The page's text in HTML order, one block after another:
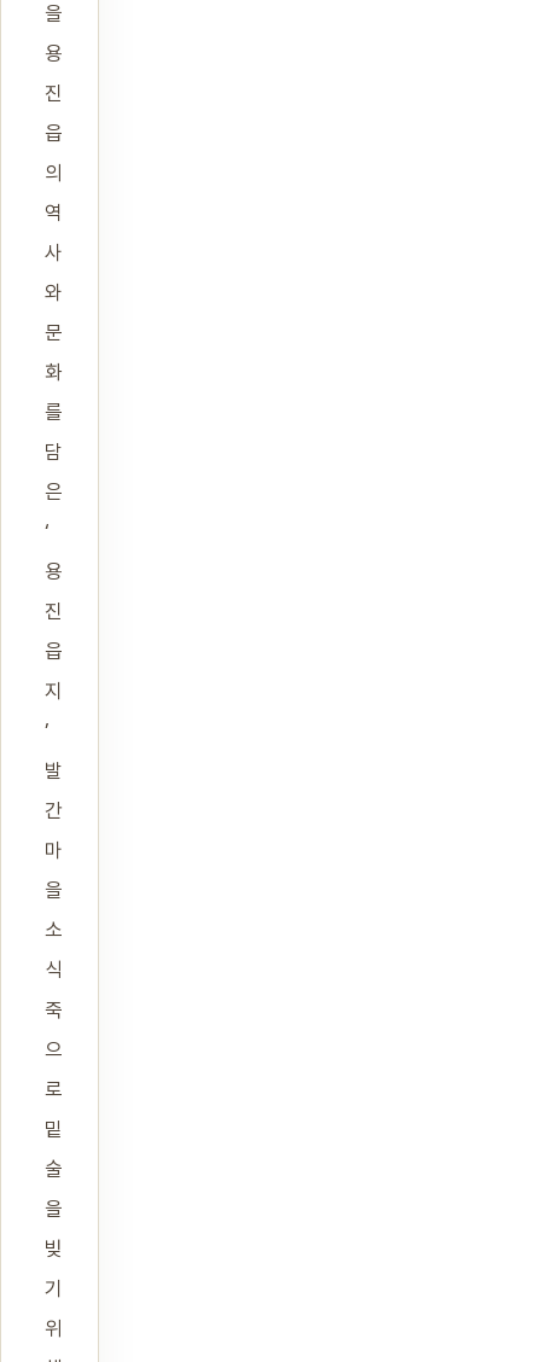
을
용
진
읍
의
역
사
와
문
화
를
담
은
‘
용
진
읍
지
’
발
간
마
을
소
식
죽
으
로
밑
술
을
빚
기
위